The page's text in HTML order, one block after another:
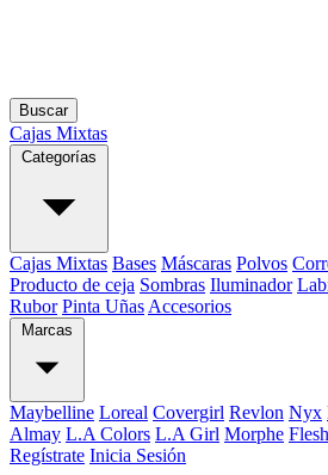
Buscar
Cajas Mixtas
Categorías
Cajas Mixtas Bases Máscaras Polvos
Producto de ceja Sombras Iluminador
Rubor Pinta Uñas Accesorios
Marcas
Maybelline Loreal Covergirl Revlon Nyx
Almay L.A Colors L.A Girl Morphe Flesh
Regístrate Inicia Sesión